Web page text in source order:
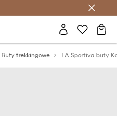
Answear Club >
Buty trekkingowe LA Sportiva buty